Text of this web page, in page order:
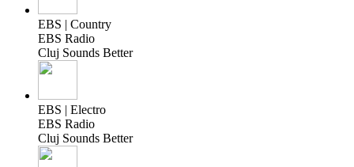
EBS | Country
EBS Radio
Cluj Sounds Better
EBS | Electro
EBS Radio
Cluj Sounds Better